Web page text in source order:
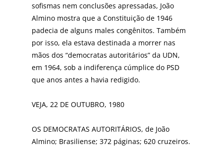
sofismas nem conclusões apressadas, João
Almino mostra que a Constituição de 1946
padecia de alguns males congênitos. Também
por isso, ela estava destinada a morrer nas
mãos dos “democratas autoritários” da UDN,
em 1964, sob a indiferença cúmplice do PSD
que anos antes a havia redigido.
VEJA, 22 DE OUTUBRO, 1980
OS DEMOCRATAS AUTORITÁRIOS, de João
Almino; Brasiliense; 372 páginas; 620 cruzeiros.